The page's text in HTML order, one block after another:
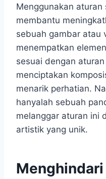
Menggunakan
membantu
sebuah gambar atau
menempatkan
sesuai dengan
menciptakan
menarik perhatian.
hanyalah sebuah
melanggar aturan ini
artistik yang unik.
Menghindari